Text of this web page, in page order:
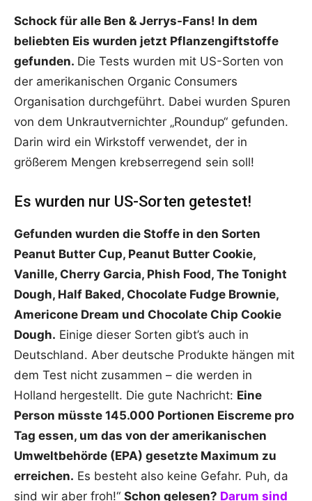
Schock für alle Ben & Jerrys-Fans! In dem
beliebten Eis wurden jetzt Pflanzengiftstoffe
gefunden. Die Tests wurden mit US-Sorten von
der amerikanischen Organic Consumers
Organisation durchgeführt. Dabei wurden Spuren
von dem Unkrautvernichter „Roundup“ gefunden.
Darin wird ein Wirkstoff verwendet, der in
größerem Mengen krebserregend sein soll!
Es wurden nur US-Sorten getestet!
Gefunden wurden die Stoffe in den Sorten
Peanut Butter Cup, Peanut Butter Cookie,
Vanille, Cherry Garcia, Phish Food, The Tonight
Dough, Half Baked, Chocolate Fudge Brownie,
Americone Dream und Chocolate Chip Cookie
Dough. Einige dieser Sorten gibt’s auch in
Deutschland. Aber deutsche Produkte hängen mit
dem Test nicht zusammen – die werden in
Holland hergestellt. Die gute Nachricht: Eine
Person müsste 145.000 Portionen Eiscreme pro
Tag essen, um das von der amerikanischen
Umweltbehörde (EPA) gesetzte Maximum zu
erreichen. Es besteht also keine Gefahr. Puh, da
sind wir aber froh!“ Schon gelesen? Darum sind